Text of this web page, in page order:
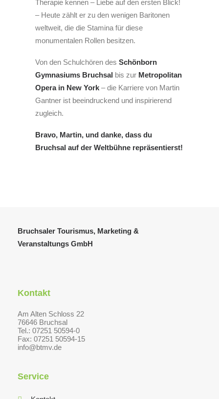
Therapie kennen – Liebe auf den ersten Blick!
– Heute zählt er zu den wenigen Baritonen
weltweit, die die Stamina für diese
monumentalen Rollen besitzen.
Von den Schulchören des Schönborn
Gymnasiums Bruchsal bis zur Metropolitan
Opera in New York – die Karriere von Martin
Gantner ist beeindruckend und inspirierend
zugleich.
Bravo, Martin, und danke, dass du
Bruchsal auf der Weltbühne repräsentierst!
Bruchsaler Tourismus, Marketing &
Veranstaltungs GmbH
Kontakt
Am Alten Schloss 22
76646 Bruchsal
Tel.: 07251 50594-0
Fax: 07251 50594-15
info@btmv.de
Service